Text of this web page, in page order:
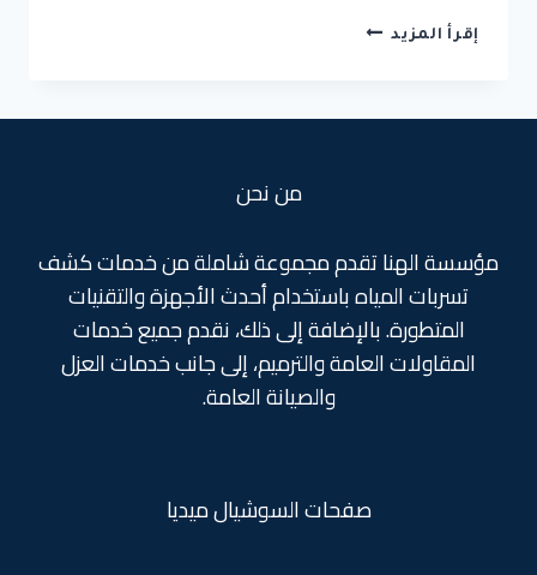
إقرأ المزيد افضل
من نحن
مؤسسة الهنا تقدم مجموعة شاملة من خدمات كشف
تسربات المياه باستخدام أحدث الأجهزة والتقنيات
المتطورة. بالإضافة إلى ذلك، نقدم جميع خدمات
المقاولات العامة والترميم، إلى جانب خدمات العزل
والصيانة العامة.
صفحات السوشيال ميديا